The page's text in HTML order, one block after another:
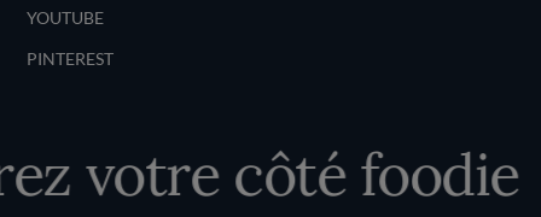
YOUTUBE
PINTEREST
votre côté foodie